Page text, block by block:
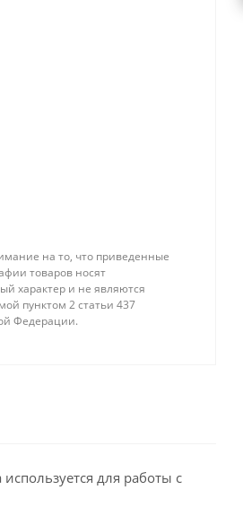
на то, что приведенные
товаров носят
характер и не являются
пунктом 2 статьи 437
Федерации.
для работы с